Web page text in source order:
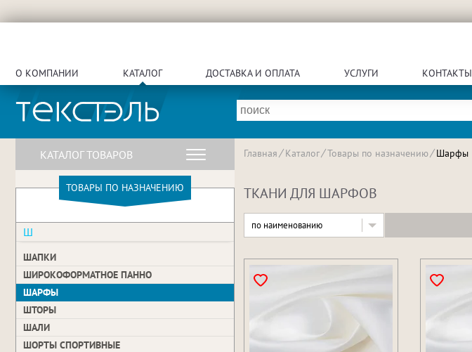
О КОМПАНИИ КАТАЛОГ ДОСТАВКА И ОПЛАТА УСЛУГИ КОНТАКТЫ
КАТАЛОГ ТОВАРОВ
ТОВАРЫ ПО НАЗНАЧЕНИЮ
Ш
ШАПКИ
ШИРОКОФОРМАТНОЕ ПАННО
ШАРФЫ
ШТОРЫ
ШАЛИ
ШОРТЫ СПОРТИВНЫЕ
Главная Каталог Товары по назначению Шарфы
ТКАНИ ДЛЯ ШАРФОВ
по наименованию